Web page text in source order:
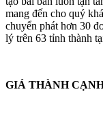
mang đến cho quý
chuyển phát hơn 30
lý trên 63 tỉnh thành
GIÁ THÀNH